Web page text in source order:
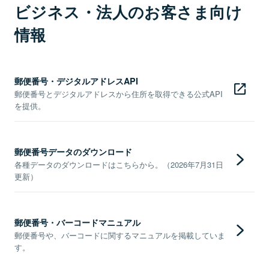
ビジネス・法人のお客さま向け
情報
郵便番号・デジタルアドレスAPI
郵便番号とデジタルアドレスから住所を取得できる公式API
を提供。
郵便番号データのダウンロード
各種データのダウンロードはこちらから。（2026年7月31日
更新）
郵便番号・バーコードマニュアル
郵便番号や、バーコードに関するマニュアルを掲載していま
す。